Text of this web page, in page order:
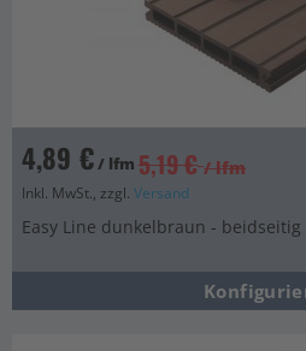
4,89 €/ lfm 5,19 € / lfm
Inkl. MwSt., zzgl. Versand
Easy Line dunkelbraun - beidseitig